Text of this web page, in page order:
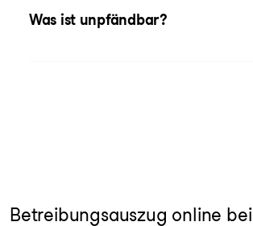
Was ist unpfändbar?
Betreibungsauszug online bei